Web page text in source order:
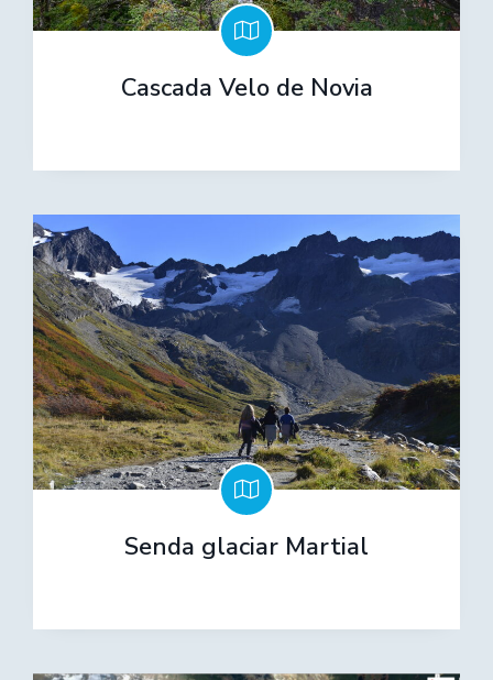
Cascada Velo de Novia
Senda glaciar Martial